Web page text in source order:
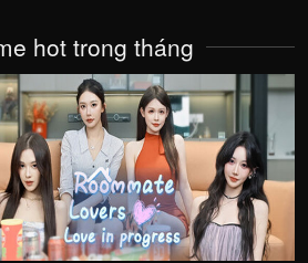
hot trong tháng
VIEW